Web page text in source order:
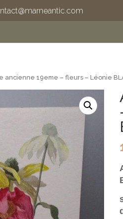
19eme – fleurs – Léonie